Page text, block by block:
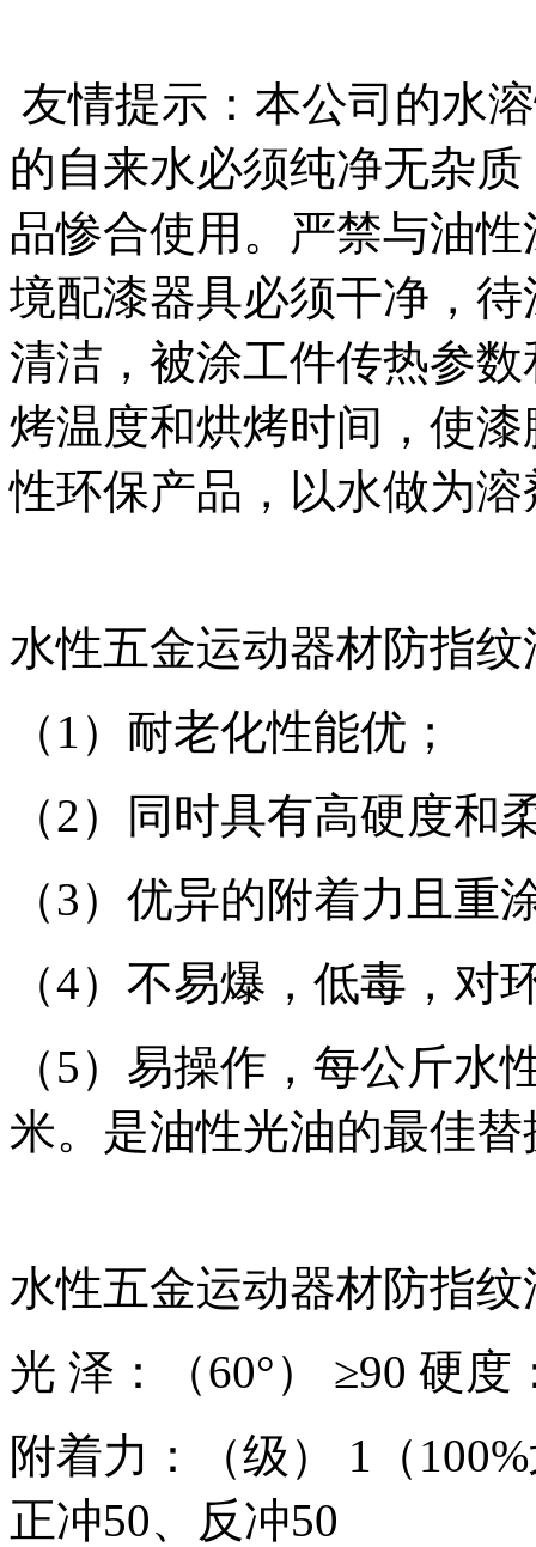
友情提示：本公司的水
的自来水必须纯净无杂
品惨合使用。严禁与油
境配漆器具必须干净，
清洁，被涂工件传热参
烤温度和烘烤时间，使
性环保产品，以水做为
水性五金运动器材防指
（1）耐老化性能优；
（2）同时具有高硬度和
（3）优异的附着力且
（4）不易爆，低毒，对
（5）易操作，每公斤水
米。是油性光油的最佳
水性五金运动器材防指
光 泽：（60°） ≥90 硬
附着力：（级） 1（
正冲50、反冲50